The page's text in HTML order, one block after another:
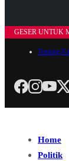
GESER UNTUK
Tentang
Home
Politik